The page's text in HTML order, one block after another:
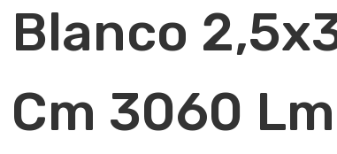
Blanco
Cm 3060 Lm